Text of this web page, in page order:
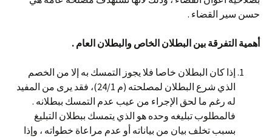
حسن سير القضاء .
أهمية التفرقة بين البطلان الخاص والبطلان العام .
إذا كان البطلان خاصا فلا يجوز التمسك به إلا من الخصم
الذي شرع البطلان لمصلحته (م 24/1)، فقد يرى من المفيد
له رغم ما لحق الإجراء من عيب عدم التمسك ببطلانه .
فالمطلوب تبليغه وحده هو الذي يتمسك ببطلان التبليغ
بسبب تخلف بيان من بياناته أو عدم مراعاة خطواته ، وإذا